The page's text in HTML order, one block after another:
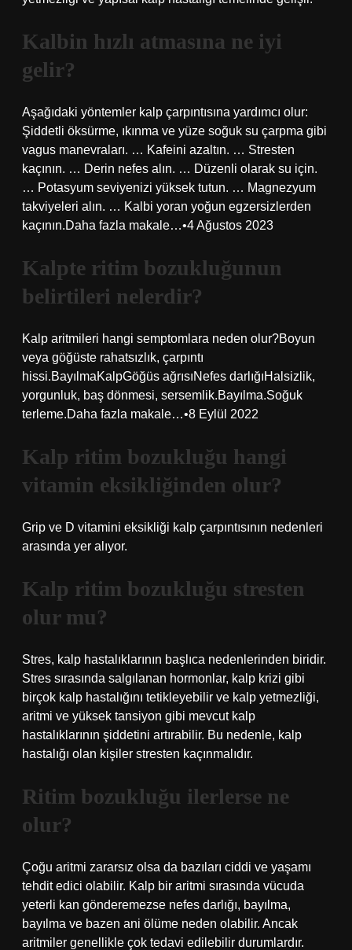
Kalbin hızlı atmasına ne iyi
gelir?
Aşağıdaki yöntemler kalp çarpıntısına yardımcı olur:
Şiddetli öksürme, ıkınma ve yüze soğuk su çarpma gibi
vagus manevraları. … Kafeini azaltın. … Stresten
kaçının. … Derin nefes alın. … Düzenli olarak su için.
… Potasyum seviyenizi yüksek tutun. … Magnezyum
takviyeleri alın. … Kalbi yoran yoğun egzersizlerden
kaçının.Daha fazla makale…•4 Ağustos 2023
Kalpte ritim bozukluğunun
belirtileri nelerdir?
Kalp aritmileri hangi semptomlara neden olur?Boyun
veya göğüste rahatsızlık, çarpıntı
hissi.BayılmaKalpGöğüs ağrısıNefes darlığıHalsizlik,
yorgunluk, baş dönmesi, sersemlik.Bayılma.Soğuk
terleme.Daha fazla makale…•8 Eylül 2022
Kalp ritim bozukluğu hangi
vitamin eksikliğinden olur?
Grip ve D vitamini eksikliği kalp çarpıntısının nedenleri
arasında yer alıyor.
Kalp ritim bozukluğu stresten
olur mu?
Stres, kalp hastalıklarının başlıca nedenlerinden biridir.
Stres sırasında salgılanan hormonlar, kalp krizi gibi
birçok kalp hastalığını tetikleyebilir ve kalp yetmezliği,
aritmi ve yüksek tansiyon gibi mevcut kalp
hastalıklarının şiddetini artırabilir. Bu nedenle, kalp
hastalığı olan kişiler stresten kaçınmalıdır.
Ritim bozukluğu ilerlerse ne
olur?
Çoğu aritmi zararsız olsa da bazıları ciddi ve yaşamı
tehdit edici olabilir. Kalp bir aritmi sırasında vücuda
yeterli kan gönderemezse nefes darlığı, bayılma,
bayılma ve bazen ani ölüme neden olabilir. Ancak
aritmiler genellikle çok tedavi edilebilir durumlardır.